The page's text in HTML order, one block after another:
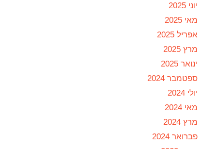
יוני 2025
מאי 2025
אפריל 2025
מרץ 2025
ינואר 2025
ספטמבר 2024
יולי 2024
מאי 2024
מרץ 2024
פברואר 2024